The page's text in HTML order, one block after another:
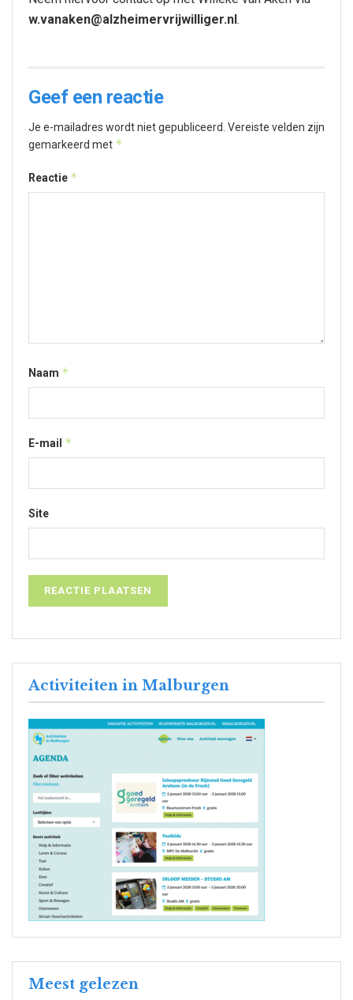
w.vanaken@alzheimervrijwilliger.nl.
Geef een reactie
Je e-mailadres wordt niet gepubliceerd. Vereiste velden zijn
gemarkeerd met *
Reactie *
Naam *
E-mail *
Site
Activiteiten in Malburgen
Meest gelezen